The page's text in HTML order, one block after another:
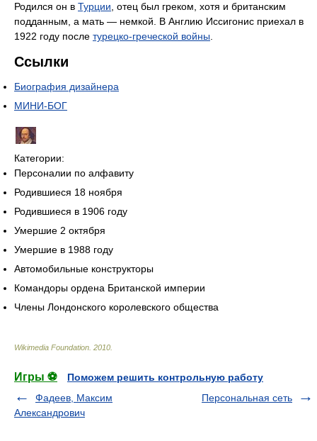
Родился он в Турции , отец был греком, хотя и британским
подданным, а мать — немкой. В Англию Иссигонис приехал в
1922 году после турецко-греческой войны
Ссылки
Биография дизайнера
МИНИ-БОГ
Категории:
Персоналии по алфавиту
Родившиеся 18 ноября
Родившиеся в 1906 году
Умершие 2 октября
Умершие в 1988 году
Автомобильные конструкторы
Командоры ордена Британской империи
Члены Лондонского королевского общества
Wikimedia Foundation 2010
Игры ⚽
Поможем решить контрольную работу
Фадеев, Максим
Александрович
Персональная сеть